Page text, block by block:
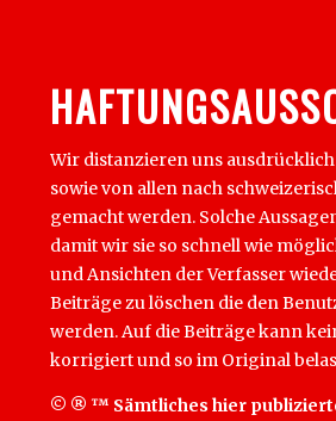
Wir distanzieren uns
sowie von allen nach
gemacht werden. Solche
damit wir sie so schnell wie
und Ansichten der Verfasser
Beiträge zu löschen die den
werden. Auf die Beiträge kann
korrigiert und so im Original
© ® ™ Sämtliches hier